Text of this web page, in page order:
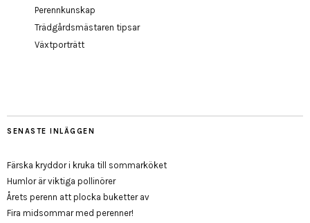
Perennkunskap
Trädgårdsmästaren tipsar
Växtporträtt
SENASTE INLÄGGEN
Färska kryddor i kruka till sommarköket
Humlor är viktiga pollinörer
Årets perenn att plocka buketter av
Fira midsommar med perenner!